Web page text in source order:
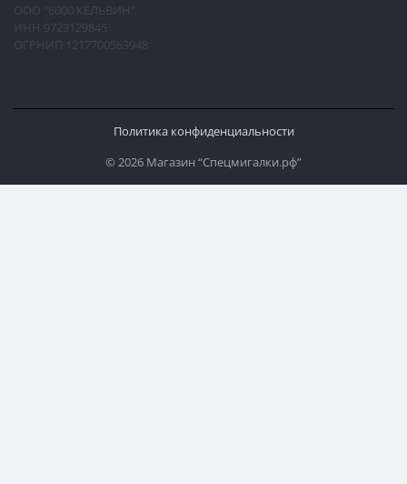
ООО "6000 КЕЛЬВИН"
ИНН 9723129845
ОГРНИП 1217700563948
Политика конфиденциальности
© 2026 Магазин “Спецмигалки.рф”